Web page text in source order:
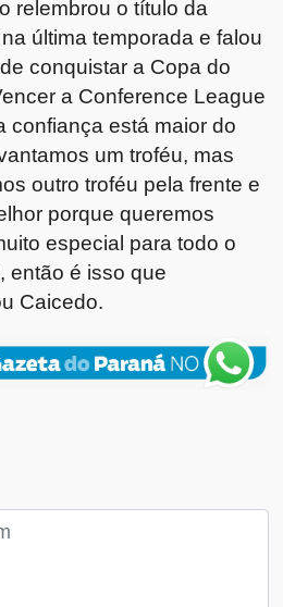
relembrou o título da
última temporada e falou
conquistar a Copa do
a Conference League
confiança está maior do
um troféu, mas
outro troféu pela frente e
porque queremos
especial para todo o
então é isso que
Caicedo.